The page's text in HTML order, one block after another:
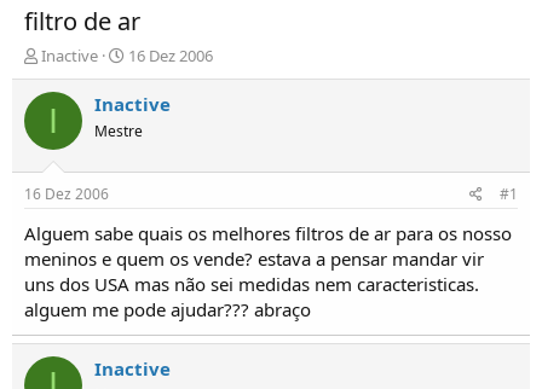
filtro de ar
I
n
i
i
d
o
r
d
e
T
ó
p
i
Inactive
D
a
t
d
í
i
o
16 Dez 2006
I Inactive
Mestre
16 Dez 2006 #1
Alguem sabe quais os melhores filtros de ar para os nosso
meninos e quem os vende? estava a pensar mandar vir
uns dos USA mas não sei medidas nem caracteristicas.
alguem me pode ajudar??? abraço
Inactive